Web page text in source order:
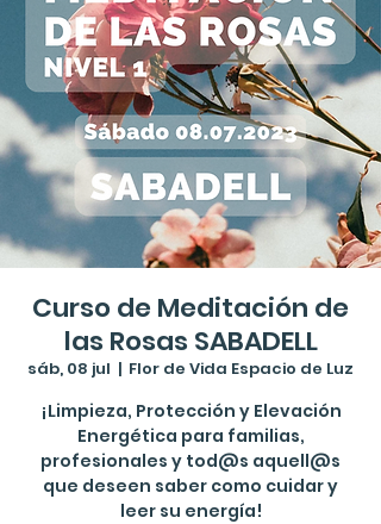
Curso de Meditación de
las Rosas SABADELL
sáb, 08 jul
  |
Flor de Vida Espacio de Luz
¡Limpieza, Protección y Elevación
Energética para familias,
profesionales y tod@s aquell@s
que deseen saber como cuidar y
leer su energía!